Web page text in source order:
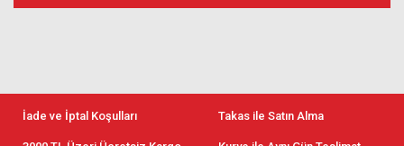
İade ve İptal Koşulları Takas ile Satın Alma